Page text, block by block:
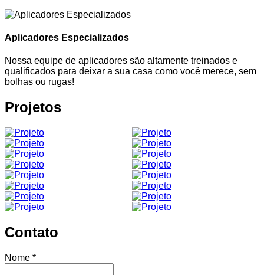
Aplicadores Especializados
Nossa equipe de aplicadores são altamente treinados e
qualificados para deixar a sua casa como você merece, sem
bolhas ou rugas!
Projetos
Contato
Nome *